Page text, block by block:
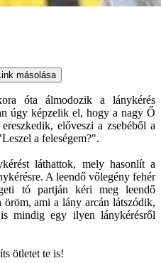
Link másolása
óta álmodozik a lánykérés
úgy képzelik el, hogy a nagy Ő
előveszi a zsebéből a
a feleségem?".
láthattok, mely hasonlít a
A leendő vőlegény fehér
tó partján kéri meg leendő
öröm, ami a lány arcán látszódik,
mindig egy ilyen lánykérésről
ötletet te is!